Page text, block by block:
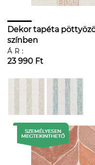
Dekor tapéta
színben
ÁR:
23 990 Ft